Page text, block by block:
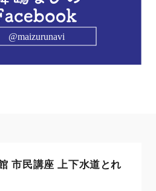
市民講座 上下水道とれ